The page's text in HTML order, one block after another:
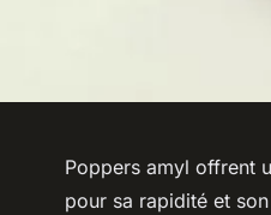
Poppers amyl offrent
pour sa rapidité et